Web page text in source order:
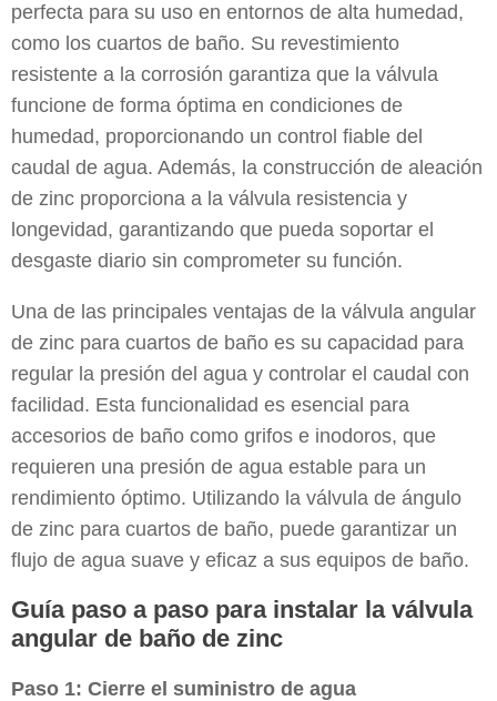
perfecta para su uso en entornos de alta humedad,
como los cuartos de baño. Su revestimiento
resistente a la corrosión garantiza que la válvula
funcione de forma óptima en condiciones de
humedad, proporcionando un control fiable del
caudal de agua. Además, la construcción de aleación
de zinc proporciona a la válvula resistencia y
longevidad, garantizando que pueda soportar el
desgaste diario sin comprometer su función.
Una de las principales ventajas de la válvula angular
de zinc para cuartos de baño es su capacidad para
regular la presión del agua y controlar el caudal con
facilidad. Esta funcionalidad es esencial para
accesorios de baño como grifos e inodoros, que
requieren una presión de agua estable para un
rendimiento óptimo. Utilizando la válvula de ángulo
de zinc para cuartos de baño, puede garantizar un
flujo de agua suave y eficaz a sus equipos de baño.
Guía paso a paso para instalar la válvula
angular de baño de zinc
Paso 1: Cierre el suministro de agua